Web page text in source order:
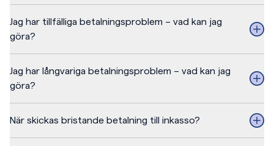
Jag har tillfälliga betalningsproblem – vad kan jag
göra?
Jag har långvariga betalningsproblem – vad kan jag
göra?
När skickas bristande betalning till inkasso?